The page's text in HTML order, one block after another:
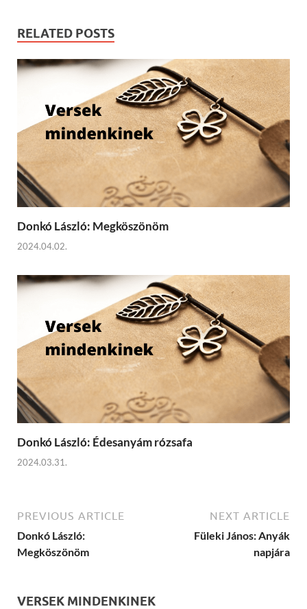
RELATED POSTS
Donkó László: Megköszönöm
2024.04.02.
Donkó László: Édesanyám rózsafa
2024.03.31.
PREVIOUS ARTICLE
Donkó László:
Megköszönöm
NEXT ARTICLE
Füleki János: Anyák
napjára
VERSEK MINDENKINEK